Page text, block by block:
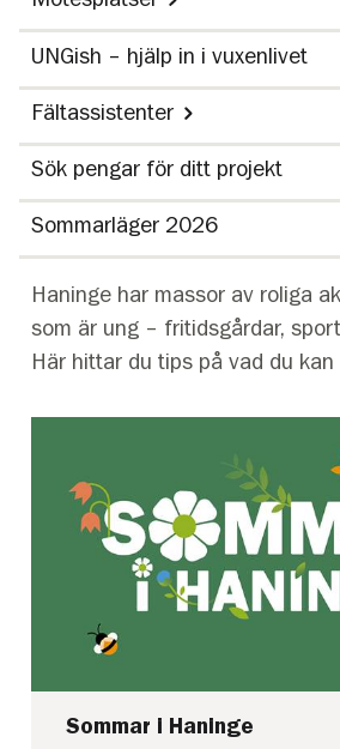
UNGish – hjälp in i vuxenlivet
Fältassistenter
Sök pengar för ditt projekt
Sommarläger 2026
Haninge har massor av roliga
som är ung – fritidsgårdar,
Här hittar du tips på vad du kan
Sommar i Haninge